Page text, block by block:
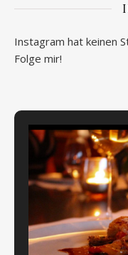
Instagram hat keinen
Folge mir!